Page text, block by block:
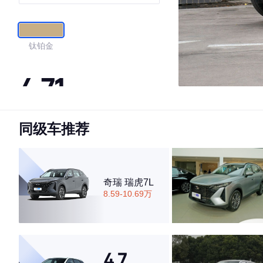
钛铂金
4.71
·外观表现一般，低于59%同级车
·空间表现一般，低于60%同级车
同级车推荐
奇瑞 瑞虎7L
8.59-10.69万